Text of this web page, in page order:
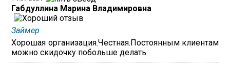
Габдуллина Марина Владимировна
Займер
Хорошая организация.Честная.Постоянным клиентам
можно скидочку побольше делать